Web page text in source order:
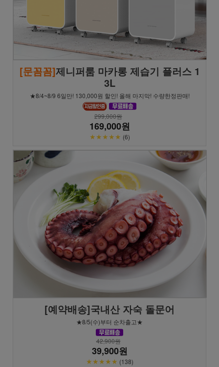
[문꼼꼼]제니퍼룸 마카롱 제습기 플러스 1
3L
★8/4~8/9 6일만! 130,000원 할인! 올해 마지막! 수량한정판매!
299,000원
169,000원
★★★★★ (6)
[예약배송]국내산 자숙 돌문어
★8/5(수)부터 순차출고★
42,900원
39,900원
★★★★★ (138)